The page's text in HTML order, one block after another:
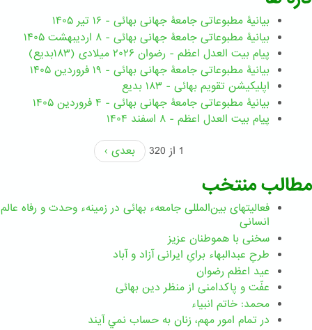
بیانیۀ مطبوعاتی جامعۀ جهانی بهائی - ۱۶ تیر ۱۴۰۵
بیانیۀ مطبوعاتی جامعۀ جهانی بهائی - ۸ اردیبهشت ۱۴۰۵
پیام بیت العدل اعظم - رضوان ۲۰۲۶ میلادی (۱۸۳بدیع)
بیانیۀ مطبوعاتی جامعۀ جهانی بهائی - ۱۹ فروردین ۱۴۰۵
اپلیکیشن تقویم بهائی - ۱۸۳ بدیع
بیانیۀ مطبوعاتی جامعۀ جهانی بهائی - ۴ فروردین ۱۴۰۵
پیام بیت العدل اعظم - ۸ اسفند ۱۴۰۴
1 از 320
بعدی ›
مطالب منتخب
فعالیتهای بین‌المللی جامعهء بهائی در زمینهء وحدت و رفاه عالم
انسانی
سخنی با هموطنان عزیز
طرحِ عبدالبهاء برایِ ایرانی آزاد و آباد
عید اعظم رضوان
عفّت و پاکدامنی از منظر دین بهائی
محمد: خاتم انبیاء
در تمام امور مهم،‌ زنان به حساب نمي آيند